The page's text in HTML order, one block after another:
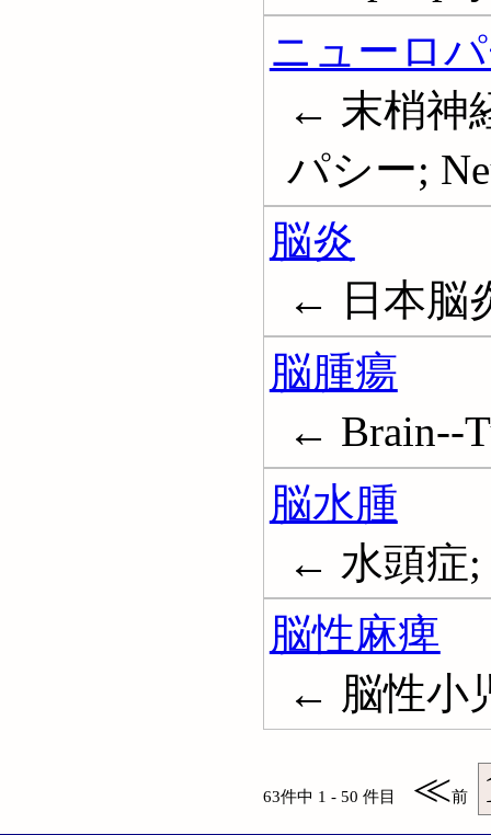
ニューロ
← 末梢神
パシー;
脳炎
← 日本脳
脳腫瘍
← Brain--
脳水腫
← 水頭症;
脳性麻痺
← 脳性小
63件中 1 - 50 件目 ≪前